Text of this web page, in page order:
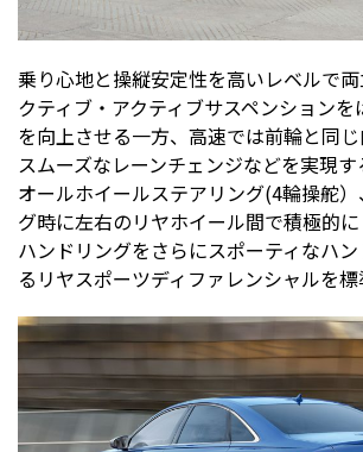
乗り心地と操縦安定性を高いレベルで
クティブ・アクティブサスペンション
を向上させる一方、高速では前輪と同
スムーズなレーンチェンジなどを実現す
オールホイールステアリング(4輪操舵
グ時に左右のリヤホイール間で積極的に
ハンドリングをさらにスポーティなハ
るリヤスポーツディファレンシャルを標